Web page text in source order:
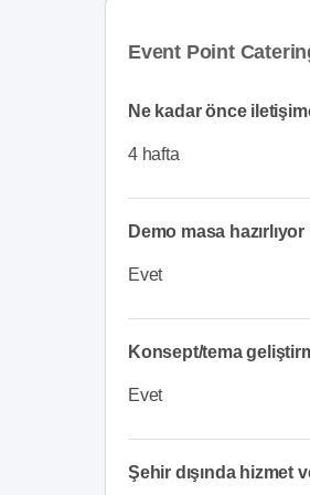
Event Point
Ne kadar önce
4 hafta
Demo masa
Evet
Konsept/tema
Evet
Şehir dışında hizmet